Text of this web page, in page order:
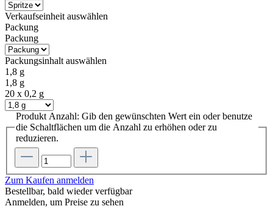
Verkaufseinheit auswählen
Packung
Packung
Packungsinhalt auswählen
1,8 g
1,8 g
20 x 0,2 g
Produkt Anzahl: Gib den gewünschten Wert ein oder benutze
die Schaltflächen um die Anzahl zu erhöhen oder zu
reduzieren.
Zum Kaufen anmelden
Bestellbar, bald wieder verfügbar
Anmelden, um Preise zu sehen